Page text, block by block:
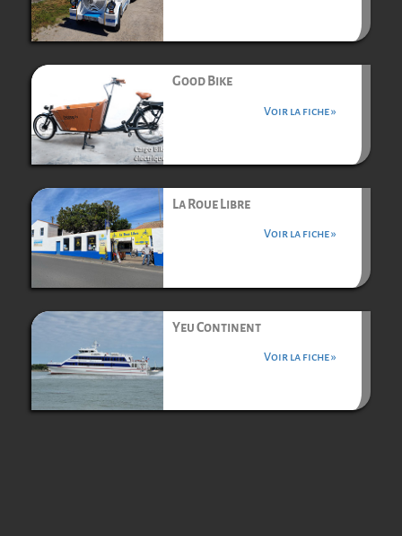
Good Bike
Voir la fiche »
La Roue Libre
Voir la fiche »
Yeu Continent
Voir la fiche »